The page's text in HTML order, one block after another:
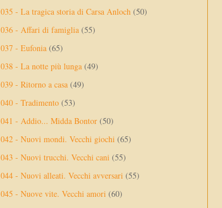
035 - La tragica storia di Carsa Anloch (50)
036 - Affari di famiglia (55)
037 - Eufonia (65)
038 - La notte più lunga (49)
039 - Ritorno a casa (49)
040 - Tradimento (53)
041 - Addio... Midda Bontor (50)
042 - Nuovi mondi. Vecchi giochi (65)
043 - Nuovi trucchi. Vecchi cani (55)
044 - Nuovi alleati. Vecchi avversari (55)
045 - Nuove vite. Vecchi amori (60)